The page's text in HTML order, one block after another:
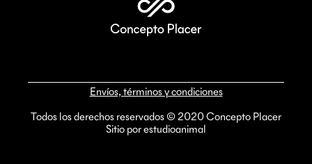
Envíos, términos y condiciones
Todos los derechos reservados © 2020 Concepto Placer
Sitio por estudioanimal